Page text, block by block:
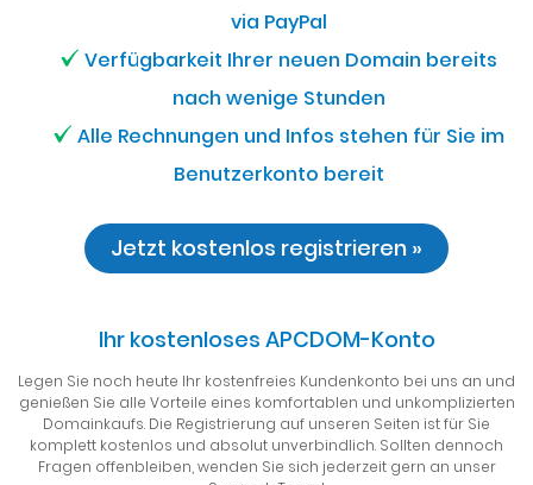
via PayPal
Verfügbarkeit Ihrer neuen Domain bereits
nach wenige Stunden
Alle Rechnungen und Infos stehen für Sie im
Benutzerkonto bereit
Jetzt kostenlos registrieren »
Ihr kostenloses APCDOM-Konto
Legen Sie noch heute Ihr kostenfreies Kundenkonto bei uns an und
genießen Sie alle Vorteile eines komfortablen und unkomplizierten
Domainkaufs. Die Registrierung auf unseren Seiten ist für Sie
komplett kostenlos und absolut unverbindlich. Sollten dennoch
Fragen offenbleiben, wenden Sie sich jederzeit gern an unser